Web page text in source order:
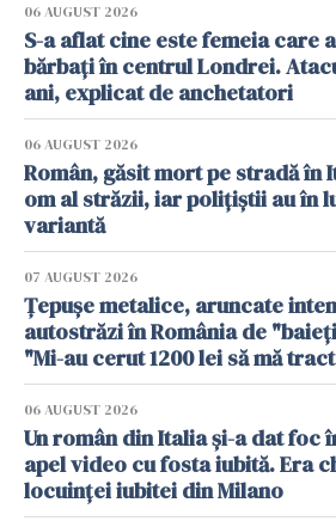
06 AUGUST 2026
S-a aflat cine este femeia care
bărbați în centrul Londrei.
ani, explicat de anchetatori
06 AUGUST 2026
Român, găsit mort pe stradă în
om al străzii, iar polițiștii au în
variantă
07 AUGUST 2026
Țepușe metalice, aruncate
autostrăzi în România de
"Mi-au cerut 1200 lei să mă
06 AUGUST 2026
Un român din Italia și-a dat foc
apel video cu fosta iubită. Era
locuinței iubitei din Milano